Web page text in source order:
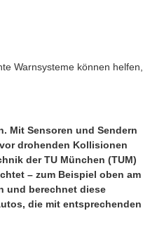
Warnsysteme können helfen,
Mit Sensoren und Sendern
drohenden Kollisionen
der TU München (TUM)
– zum Beispiel oben am
und berechnet diese
die mit entsprechenden